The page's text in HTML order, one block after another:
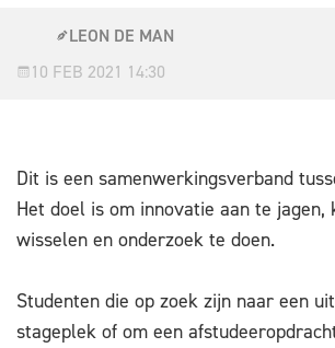
LEON DE MAN
10 FEB 2021 14:30
Dit is een samenwerkingsverband
Het doel is om innovatie aan te jagen,
wisselen en onderzoek te doen.
Studenten die op zoek zijn naar een
stageplek of om een